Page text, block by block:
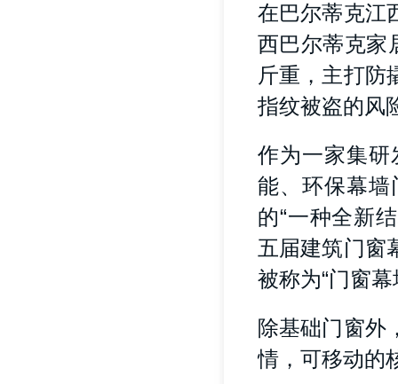
在巴尔蒂克江
西巴尔蒂克家
斤重，主打防
指纹被盗的风
作为一家集
能、环保幕
的“一种全新
五届建筑门窗
被称为“门窗
除基础门窗外
情，可移动的